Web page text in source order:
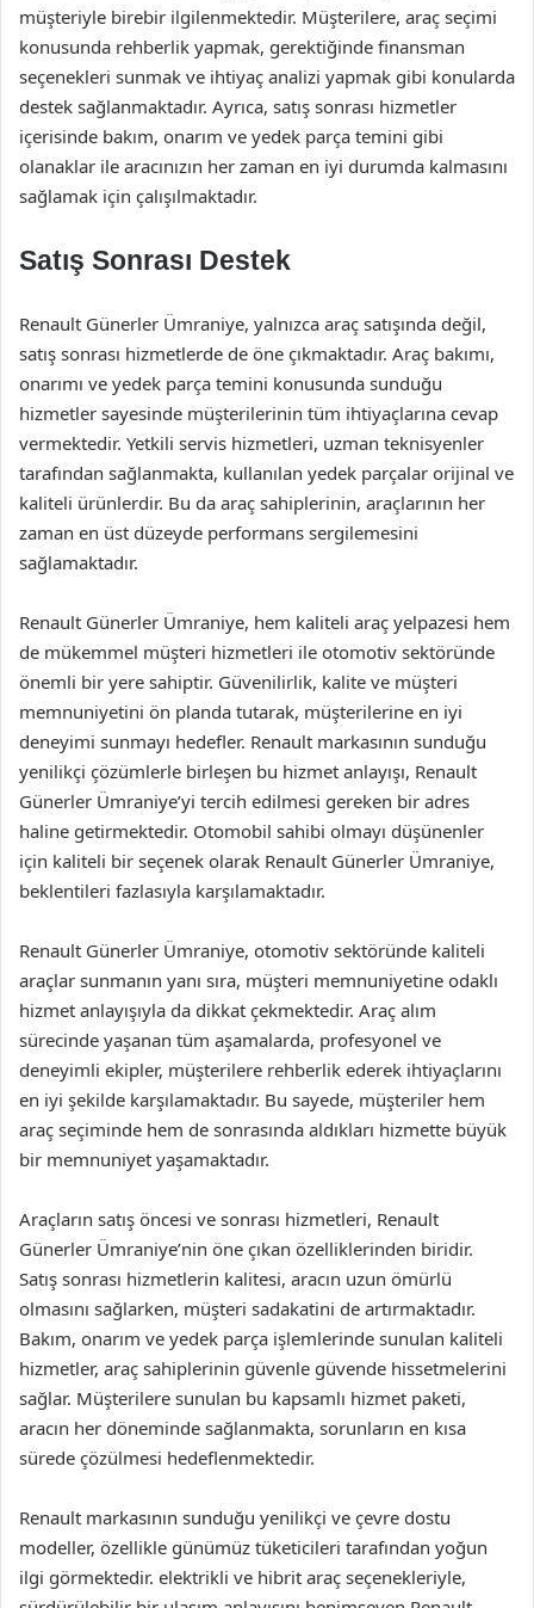
müşteriyle birebir ilgilenmektedir. Müşterilere, araç seçimi
konusunda rehberlik yapmak, gerektiğinde finansman
seçenekleri sunmak ve ihtiyaç analizi yapmak gibi konularda
destek sağlanmaktadır. Ayrıca, satış sonrası hizmetler
içerisinde bakım, onarım ve yedek parça temini gibi
olanaklar ile aracınızın her zaman en iyi durumda kalmasını
sağlamak için çalışılmaktadır.
Satış Sonrası Destek
Renault Günerler Ümraniye, yalnızca araç satışında değil,
satış sonrası hizmetlerde de öne çıkmaktadır. Araç bakımı,
onarımı ve yedek parça temini konusunda sunduğu
hizmetler sayesinde müşterilerinin tüm ihtiyaçlarına cevap
vermektedir. Yetkili servis hizmetleri, uzman teknisyenler
tarafından sağlanmakta, kullanılan yedek parçalar orijinal ve
kaliteli ürünlerdir. Bu da araç sahiplerinin, araçlarının her
zaman en üst düzeyde performans sergilemesini
sağlamaktadır.
Renault Günerler Ümraniye, hem kaliteli araç yelpazesi hem
de mükemmel müşteri hizmetleri ile otomotiv sektöründe
önemli bir yere sahiptir. Güvenilirlik, kalite ve müşteri
memnuniyetini ön planda tutarak, müşterilerine en iyi
deneyimi sunmayı hedefler. Renault markasının sunduğu
yenilikçi çözümlerle birleşen bu hizmet anlayışı, Renault
Günerler Ümraniye’yi tercih edilmesi gereken bir adres
haline getirmektedir. Otomobil sahibi olmayı düşünenler
için kaliteli bir seçenek olarak Renault Günerler Ümraniye,
beklentileri fazlasıyla karşılamaktadır.
Renault Günerler Ümraniye, otomotiv sektöründe kaliteli
araçlar sunmanın yanı sıra, müşteri memnuniyetine odaklı
hizmet anlayışıyla da dikkat çekmektedir. Araç alım
sürecinde yaşanan tüm aşamalarda, profesyonel ve
deneyimli ekipler, müşterilere rehberlik ederek ihtiyaçlarını
en iyi şekilde karşılamaktadır. Bu sayede, müşteriler hem
araç seçiminde hem de sonrasında aldıkları hizmette büyük
bir memnuniyet yaşamaktadır.
Araçların satış öncesi ve sonrası hizmetleri, Renault
Günerler Ümraniye’nin öne çıkan özelliklerinden biridir.
Satış sonrası hizmetlerin kalitesi, aracın uzun ömürlü
olmasını sağlarken, müşteri sadakatini de artırmaktadır.
Bakım, onarım ve yedek parça işlemlerinde sunulan kaliteli
hizmetler, araç sahiplerinin güvenle güvende hissetmelerini
sağlar. Müşterilere sunulan bu kapsamlı hizmet paketi,
aracın her döneminde sağlanmakta, sorunların en kısa
sürede çözülmesi hedeflenmektedir.
Renault markasının sunduğu yenilikçi ve çevre dostu
modeller, özellikle günümüz tüketicileri tarafından yoğun
ilgi görmektedir. elektrikli ve hibrit araç seçenekleriyle,